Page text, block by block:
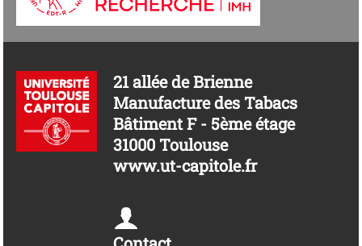
21 allée de Brienne
Manufacture des Tabacs
Bâtiment F - 5ème étage
31000 Toulouse
www.ut-capitole.fr